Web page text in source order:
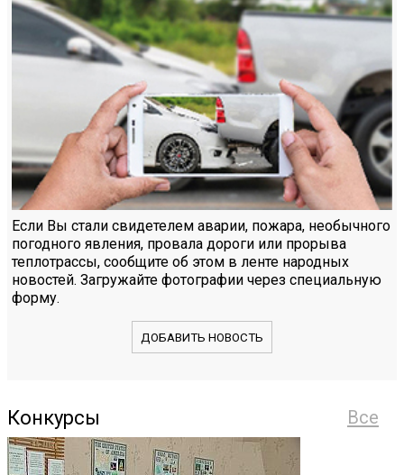
Если Вы стали свидетелем аварии, пожара, необычного
погодного явления, провала дороги или прорыва
теплотрассы, сообщите об этом в ленте народных
новостей. Загружайте фотографии через специальную
форму.
ДОБАВИТЬ НОВОСТЬ
Все
Конкурсы